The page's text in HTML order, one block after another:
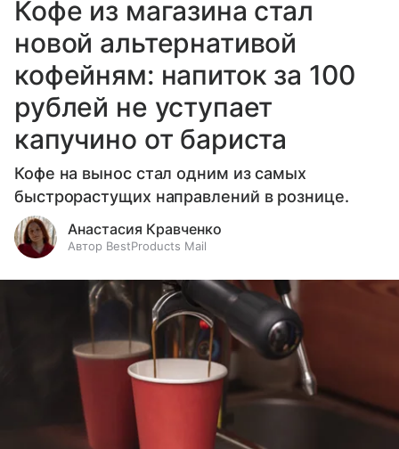
Кофе из магазина стал
новой альтернативой
кофейням: напиток за 100
рублей не уступает
капучино от бариста
Кофе на вынос стал одним из самых
быстрорастущих направлений в рознице.
Анастасия Кравченко
Автор BestProducts Mail